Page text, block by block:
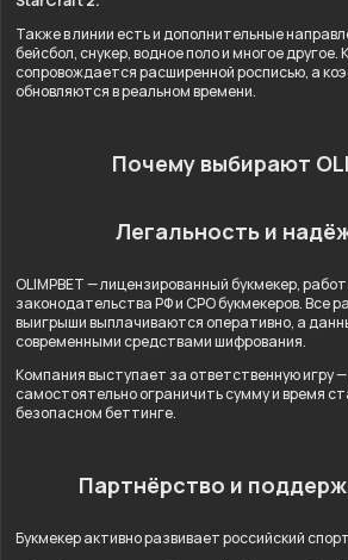
Также в линии есть и дополнительные
бейсбол, снукер, водное поло и многое
сопровождается расширенной росписью, а
обновляются в реальном времени.
Почему выбирают
Легальность и
OLIMPBET — лицензированный букмекер,
законодательства РФ и СРО букмекеров. Все
выигрыши выплачиваются оперативно, а
современными средствами шифрования.
Компания выступает за ответственную игру
самостоятельно ограничить сумму и время
безопасном беттинге.
Партнёрство и
Букмекер активно развивает российский